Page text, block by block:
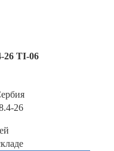
TI-06
26